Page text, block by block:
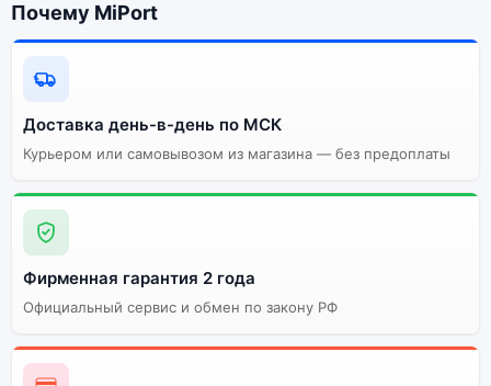
Почему MiPort
Доставка день-в-день по МСК
Курьером или самовывозом из магазина — без предоплаты
Фирменная гарантия 2 года
Официальный сервис и обмен по закону РФ